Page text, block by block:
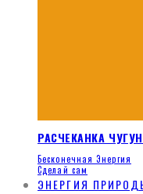
РАСЧЕКАНКА
Бесконечная Энергия
Сделай сам
ЭНЕРГИЯ